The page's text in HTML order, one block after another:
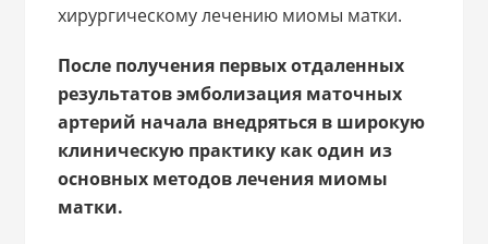
хирургическому лечению миомы матки.
После получения первых отдаленных
результатов эмболизация маточных
артерий начала внедряться в широкую
клиническую практику как один из
основных методов лечения миомы
матки.